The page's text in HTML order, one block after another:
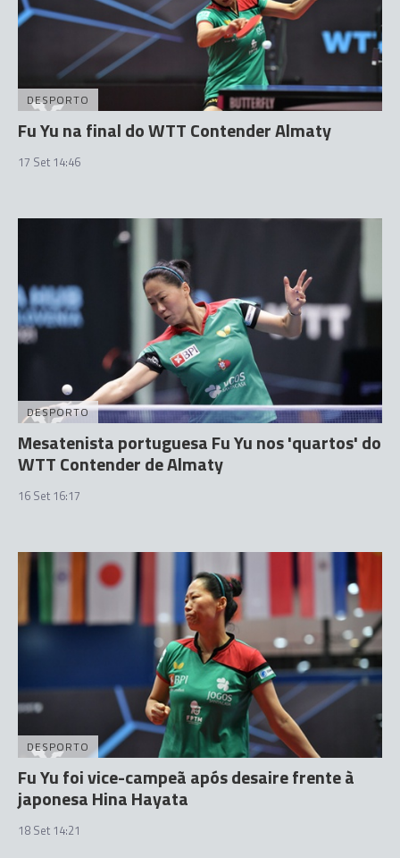
DESPORTO
Fu Yu na final do WTT Contender Almaty
17 Set 14:46
DESPORTO
Mesatenista portuguesa Fu Yu nos 'quartos' do
WTT Contender de Almaty
16 Set 16:17
DESPORTO
Fu Yu foi vice-campeã após desaire frente à
japonesa Hina Hayata
18 Set 14:21